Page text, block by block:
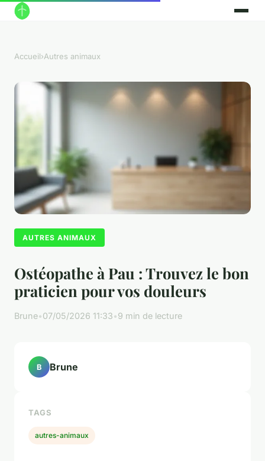
Accueil›Autres animaux
AUTRES ANIMAUX
Ostéopathe à Pau : Trouvez le bon
praticien pour vos douleurs
Brune•07/05/2026 11:33•9 min de lecture
B Brune
TAGS
autres-animaux